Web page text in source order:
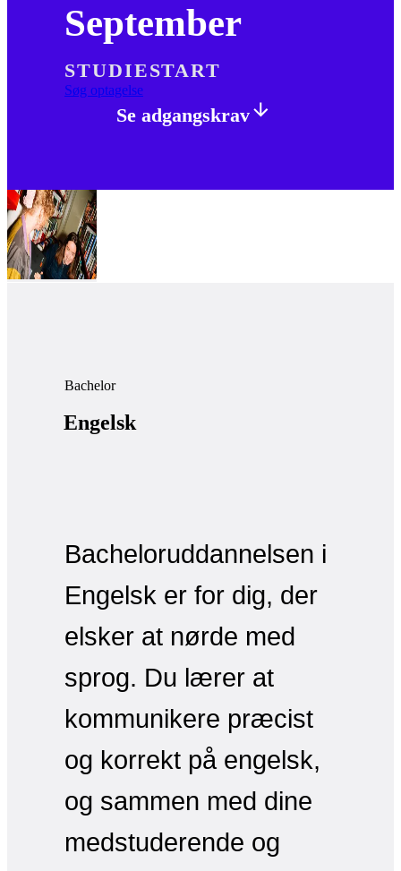
September
STUDIESTART
Søg optagelse
Se adgangskrav
Bachelor
Engelsk
Bacheloruddannelsen i
Engelsk er for dig, der
elsker at nørde med
sprog. Du lærer at
kommunikere præcist
og korrekt på engelsk,
og sammen med dine
medstuderende og